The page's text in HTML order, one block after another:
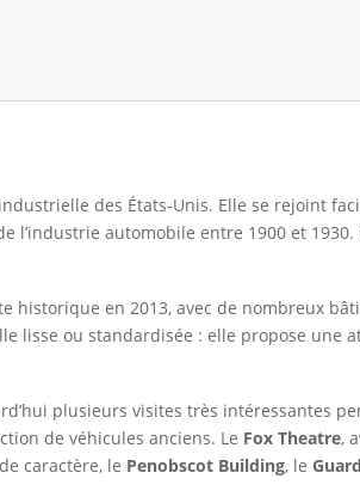
des États-Unis. Elle se rejoint
l’industrie automobile entre 1900 et
historique en 2013, avec de nombreux
lisse ou standardisée : elle propose une
plusieurs visites très intéressantes
de véhicules anciens. Le Fox Theatre,
caractère, le Penobscot Building, le